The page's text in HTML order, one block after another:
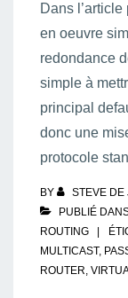
Dans
en oeuvre
redondance
simple à
principal
donc une
protocole
BY STEVE DE
PUBLIÉ
ROUTING
MULTICAST,
ROUTER,